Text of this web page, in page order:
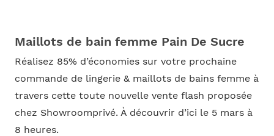
Maillots de bain femme Pain De Sucre
Réalisez 85% d’économies sur votre prochaine
commande de lingerie & maillots de bains femme à
travers cette toute nouvelle vente flash proposée
chez Showroomprivé. À découvrir d’ici le 5 mars à
8 heures.